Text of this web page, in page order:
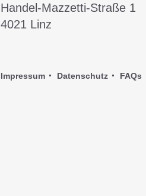
Handel-Mazzetti-Straße 1
4021 Linz
Impressum Datenschutz FAQs